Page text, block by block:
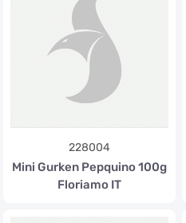
228004
Mini Gurken Pepquino 100g
Floriamo IT